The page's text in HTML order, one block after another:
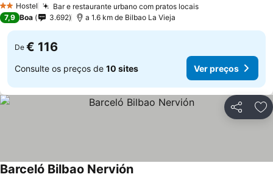
2 Estrelas
Hostel
Bar e restaurante urbano com pratos locais
7,9 Boa 3.692 a 1.6 km de Bilbao La Vieja
De € 116
Consulte os preços de 10 sites Ver preços
Partilhar
Barceló Bilbao Nervión